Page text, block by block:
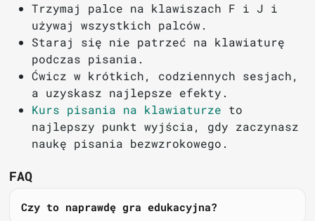
Trzymaj palce na klawiszach F i J i
używaj wszystkich palców.
Staraj się nie patrzeć na klawiaturę
podczas pisania.
Ćwicz w krótkich, codziennych sesjach,
a uzyskasz najlepsze efekty.
Kurs pisania na klawiaturze to
najlepszy punkt wyjścia, gdy zaczynasz
naukę pisania bezwzrokowego.
FAQ
Czy to naprawdę gra edukacyjna?